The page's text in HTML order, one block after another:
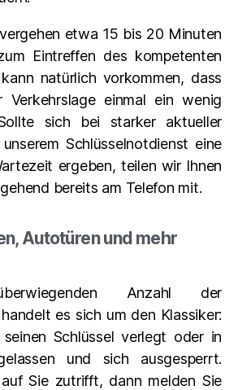
etwa 15 bis 20 Minuten
Eintreffen des kompetenten
natürlich vorkommen, dass
Verkehrslage einmal ein wenig
sich bei starker aktueller
Schlüsselnotdienst eine
ergeben, teilen wir Ihnen
bereits am Telefon mit.
Autotüren und mehr
Anzahl der
es sich um den Klassiker:
Schlüssel verlegt oder in
und sich ausgesperrt.
Sie zutrifft, dann melden Sie